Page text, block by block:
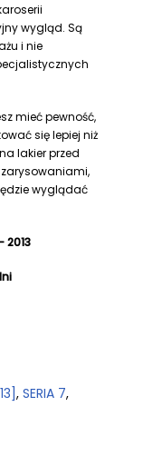
wygląd. Są
i nie
mieć pewność,
się lepiej niż
lakier przed
wyglądać
2013
, SERIA 7,